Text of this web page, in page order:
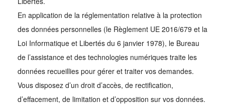
En application de la réglementation relative à la protection
des données personnelles (le Règlement UE 2016/679 et la
Loi Informatique et Libertés du 6 janvier 1978), le Bureau
de l’assistance et des technologies numériques traite les
données recueillies pour gérer et traiter vos demandes.
Vous disposez d’un droit d’accès, de rectification,
d’effacement, de limitation et d’opposition sur vos données.